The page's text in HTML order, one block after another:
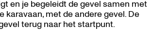
en je begeleidt de gevel samen met
karavaan, met de andere gevel. De
terug naar het startpunt.